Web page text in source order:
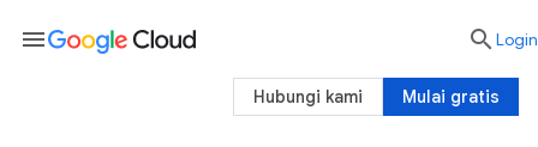
menu  Login
Mulai gratis
Hubungi kami